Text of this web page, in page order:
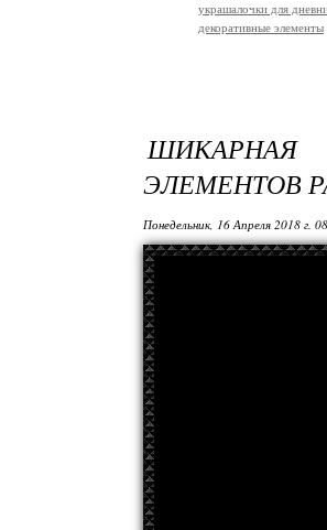
украшалочки для
декоративные элементы
ШИКАРНАЯ
ЭЛЕМЕНТОВ
Понедельник, 16 Апреля 2018 г.